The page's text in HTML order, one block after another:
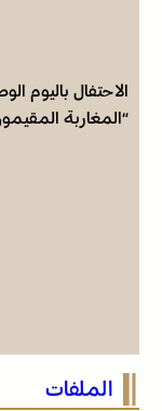
الاحتفال باليوم
“المغاربة
الاحتفال باليوم
“المغاربة
الملفات